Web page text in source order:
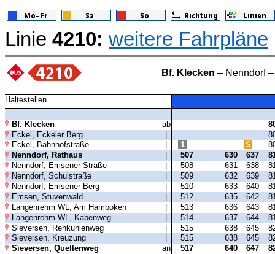
Linie 4210: weitere Fahrpläne
Bf. Klecken – Nenndorf
Haltestellen
Bf. Klecken ab
Eckel, Eckeler Berg
|
Eckel, Bahnhofstraße
1 S
Nenndorf, Rathaus
507 630 637
Nenndorf, Emsener Straße
508 631 638
Nenndorf, Schulstraße
509 632 639
Nenndorf, Emsener Berg
510 633 640
Emsen, Stuvenwald
512 635 642
Langenrehm WL, Am Hamboken
513 636 643
Langenrehm WL, Kabenweg
| 514 637 644
Sieversen, Rehkuhlenweg
| 515 638 645
Sieversen, Kreuzung
515 638 645
Sieversen, Quellenweg
an 517 640 647